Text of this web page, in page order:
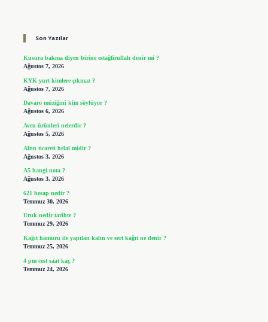
Son Yazılar
Kusura bakma diyen birine estağfirullah denir mi ?
Ağustos 7, 2026
KYK yurt kimlere çıkmaz ?
Ağustos 7, 2026
Davaro müziğini kim söylüyor ?
Ağustos 6, 2026
Aven ürünleri nelerdir ?
Ağustos 5, 2026
Altın ticareti helal midir ?
Ağustos 3, 2026
A5 hangi nota ?
Ağustos 3, 2026
621 hesap nedir ?
Temmuz 30, 2026
Uruk nedir tarihte ?
Temmuz 29, 2026
Kağıt hamuru ile yapılan kalın ve sert kağıt ne denir ?
Temmuz 25, 2026
4 pm cest saat kaç ?
Temmuz 24, 2026